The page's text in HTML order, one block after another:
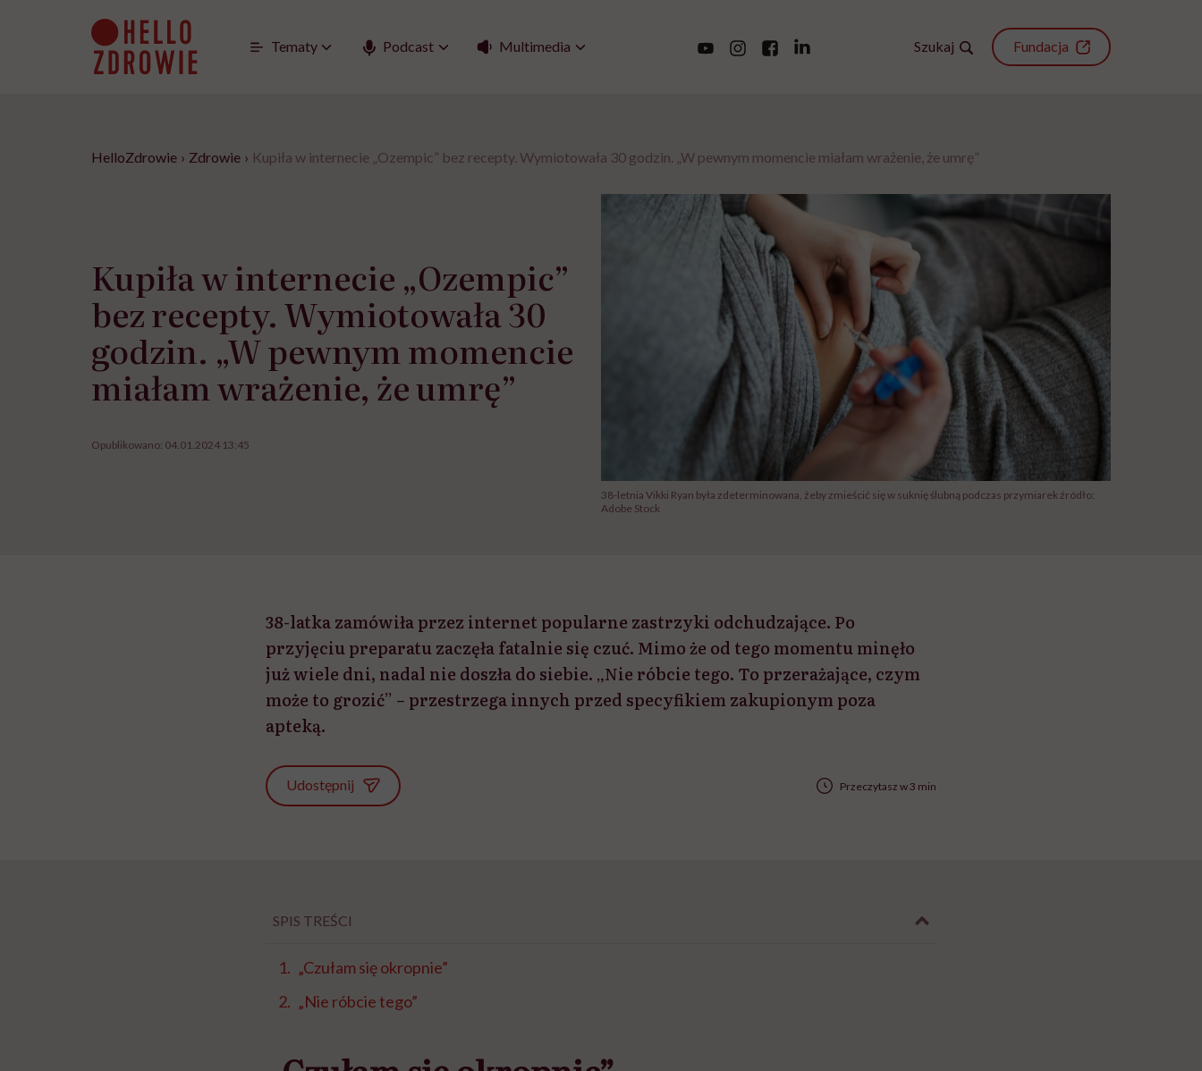
Tematy Podcast Multimedia Szukaj Fundacja
HelloZdrowie › Zdrowie › Kupiła w internecie „Ozempic” bez recepty. Wymiotowała 30 godzin. „W pewnym momencie miałam wrażenie, że umrę”
Kupiła w internecie „Ozempic”
bez recepty. Wymiotowała 30
godzin. „W pewnym momencie
miałam wrażenie, że umrę”
Opublikowano: 04.01.2024 13:45
38-letnia Vikki Ryan była zdeterminowana, żeby zmieścić się w suknię ślubną podczas przymiarek źródło:
Adobe Stock
38-latka zamówiła przez internet popularne zastrzyki odchudzające. Po
przyjęciu preparatu zaczęła fatalnie się czuć. Mimo że od tego momentu minęło
już wiele dni, nadal nie doszła do siebie. „Nie róbcie tego. To przerażające, czym
może to grozić” – przestrzega innych przed specyfikiem zakupionym poza
apteką.
Udostępnij Przeczytasz w 3 min
SPIS TREŚCI
„Czułam się okropnie”
„Nie róbcie tego”